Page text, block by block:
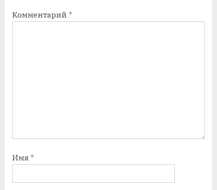
ь
Комментарий *
Имя *